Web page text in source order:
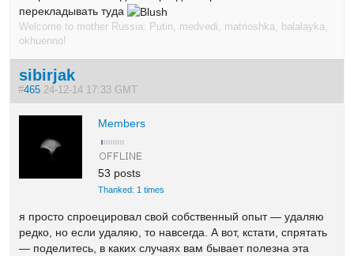
перекладывать туда
Welcome to mother Russia: Putin, medvedi, matrioshka, balalayka,
okhuenno!
sibirjak
#465 24-12-14 17:33 GMT
Members
53 posts
Thanked: 1 times
я просто спроецировал свой собственный опыт — удаляю
редко, но если удаляю, то навсегда. А вот, кстати, спрятать
— поделитесь, в каких случаях вам бывает полезна эта